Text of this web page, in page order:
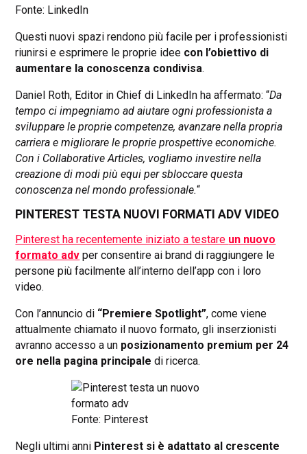
Fonte: LinkedIn
Questi nuovi spazi rendono più facile per i professionisti
riunirsi e esprimere le proprie idee con l’obiettivo di
aumentare la conoscenza condivisa.
Daniel Roth, Editor in Chief di LinkedIn ha affermato: “Da
tempo ci impegniamo ad aiutare ogni professionista a
sviluppare le proprie competenze, avanzare nella propria
carriera e migliorare le proprie prospettive economiche.
Con i Collaborative Articles, vogliamo investire nella
creazione di modi più equi per sbloccare questa
conoscenza nel mondo professionale.“
PINTEREST TESTA NUOVI FORMATI ADV VIDEO
Pinterest ha recentemente iniziato a testare un nuovo
formato adv per consentire ai brand di raggiungere le
persone più facilmente all’interno dell’app con i loro
video.
Con l’annuncio di “Premiere Spotlight”, come viene
attualmente chiamato il nuovo formato, gli inserzionisti
avranno accesso a un posizionamento premium per 24
ore nella pagina principale di ricerca.
Fonte: Pinterest
Negli ultimi anni Pinterest si è adattato al crescente